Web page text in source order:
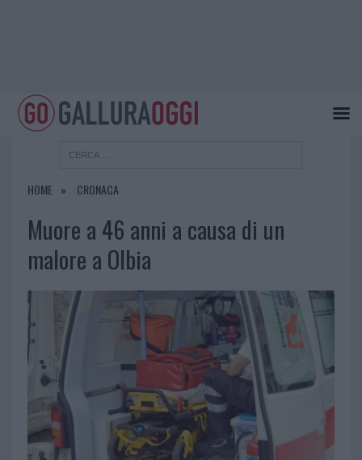
HOME CRONACA
Muore a 46 anni a causa di un
malore a Olbia